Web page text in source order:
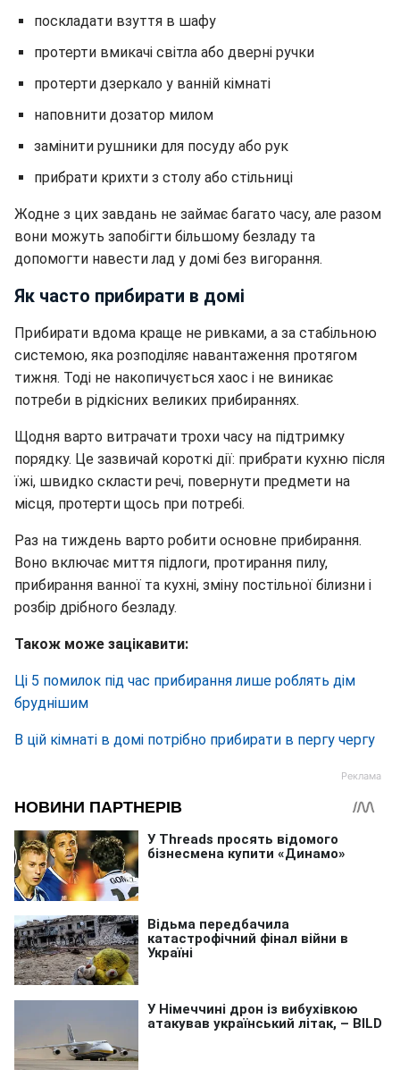
поскладати взуття в шафу
протерти вмикачі світла або дверні ручки
протерти дзеркало у ванній кімнаті
наповнити дозатор милом
замінити рушники для посуду або рук
прибрати крихти з столу або стільниці
Жодне з цих завдань не займає багато часу, але разом
вони можуть запобігти більшому безладу та
допомогти навести лад у домі без вигорання.
Як часто прибирати в домі
Прибирати вдома краще не ривками, а за стабільною
системою, яка розподіляє навантаження протягом
тижня. Тоді не накопичується хаос і не виникає
потреби в рідкісних великих прибираннях.
Щодня варто витрачати трохи часу на підтримку
порядку. Це зазвичай короткі дії: прибрати кухню після
їжі, швидко скласти речі, повернути предмети на
місця, протерти щось при потребі.
Раз на тиждень варто робити основне прибирання.
Воно включає миття підлоги, протирання пилу,
прибирання ванної та кухні, зміну постільної білизни і
розбір дрібного безладу.
Також може зацікавити:
Ці 5 помилок під час прибирання лише роблять дім
бруднішим
В цій кімнаті в домі потрібно прибирати в пергу чергу